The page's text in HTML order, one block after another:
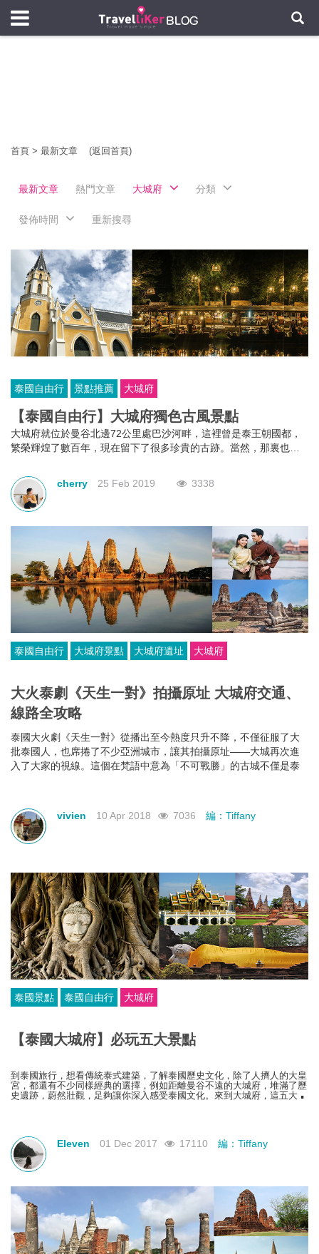
首頁 > 最新文章 (返回首頁)
最新文章 熱門文章 大城府 分類
發佈時間 重新搜尋
泰國自由行 景點推薦 大城府
【泰國自由行】大城府獨色古風景點
大城府就位於曼谷北邊72公里處巴沙河畔，這裡曾是泰王朝國都，
繁榮輝煌了數百年，現在留下了很多珍貴的古跡。當然，那裏也有
cherry
25 Feb 2019 3338
泰國自由行 大城府景點 大城府遺址 大城府
大火泰劇《天生一對》拍攝原址 大城府交通、
線路全攻略
泰國大火劇《天生一對》從播出至今熱度只升不降，不僅征服了大
批泰國人，也席捲了不少亞洲城市，讓其拍攝原址——大城再次進
入了大家的視線。這個在梵語中意為「不可戰勝」的古城不僅是泰
國傳統服飾的民眾去拍照打卡。
今次就為大家帶來大城府交通、線路詳盡攻略，體驗曾經輝煌的阿
瑜陀耶王國歷史。
vivien 10 Apr 2018 7036 編：Tiffany
泰國景點 泰國自由行 大城府
【泰國大城府】必玩五大景點
到泰國旅行，想看傳統泰式建築，了解泰國歷史文化，除了人擠人的大皇
宮，都還有不少同樣經典的選擇，例如距離曼谷不遠的大城府，堆滿了歷
史遺跡，蔚然壯觀，足夠讓你深入感受泰國文化。來到大城府，這五大景
Eleven 01 Dec 2017 17110 編：Tiffany